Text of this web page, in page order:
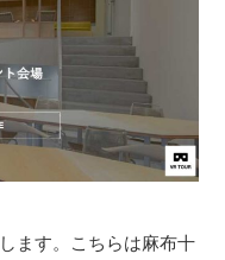
ます。こちらは麻布十